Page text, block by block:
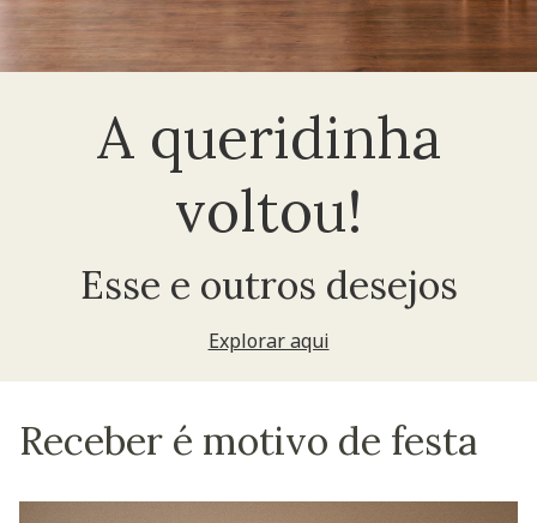
A queridinha
voltou!
Esse e outros desejos
Explorar aqui
Receber é motivo de festa